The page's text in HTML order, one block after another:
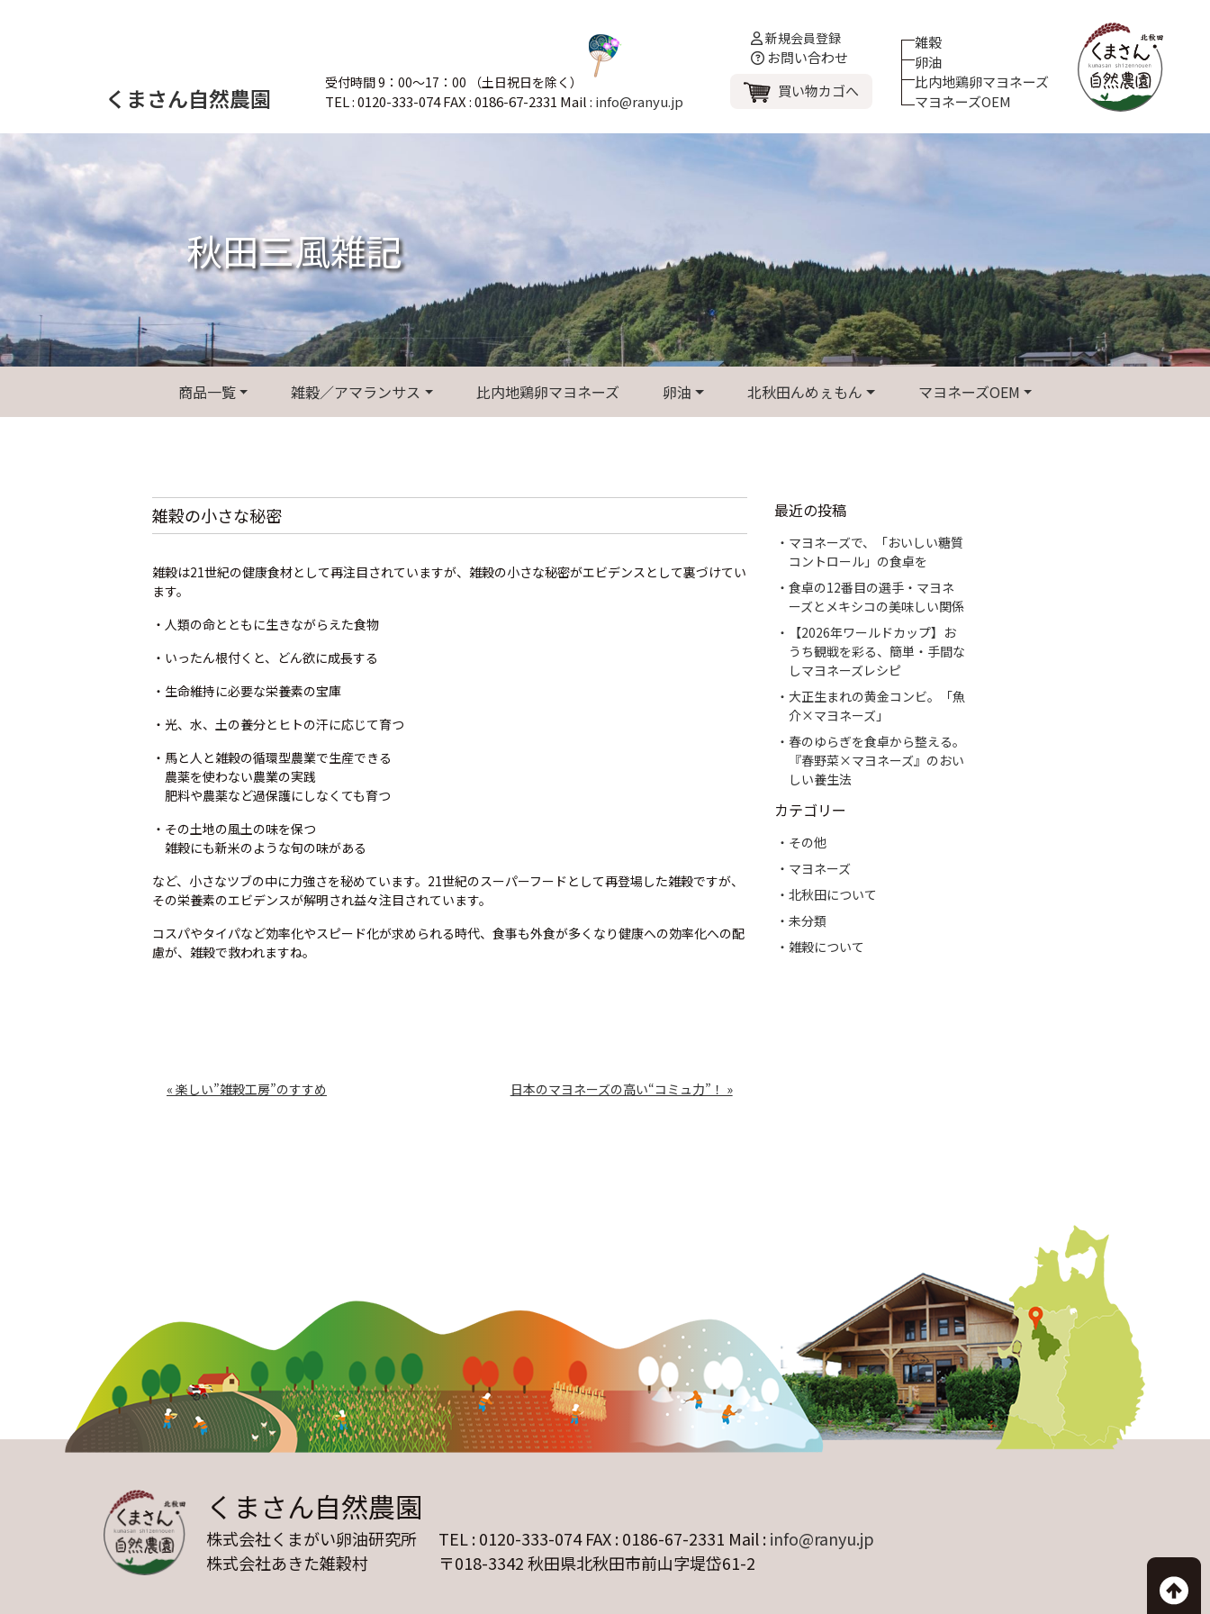
くまさん自然農園
受付時間 9：00～17：00 （土日祝日を除く）
TEL : 0120-333-074 FAX : 0186-67-2331 Mail : info@ranyu.jp
新規会員登録
お問い合わせ
買い物カゴへ
雑穀
卵油
比内地鶏卵マヨネーズ
マヨネーズOEM
秋田三風雑記
商品一覧 雑穀／アマランサス 比内地鶏卵マヨネーズ 卵油 北秋田んめぇもん マヨネーズOEM
雑穀の小さな秘密
雑穀は21世紀の健康食材として再注目されていますが、雑穀の小さな秘密がエビデンスとして裏づけてい
ます。
・人類の命とともに生きながらえた食物
・いったん根付くと、どん欲に成長する
・生命維持に必要な栄養素の宝庫
・光、水、土の養分とヒトの汗に応じて育つ
・馬と人と雑穀の循環型農業で生産できる
農薬を使わない農業の実践
肥料や農薬など過保護にしなくても育つ
・その土地の風土の味を保つ
雑穀にも新米のような旬の味がある
など、小さなツブの中に力強さを秘めています。21世紀のスーパーフードとして再登場した雑穀ですが、
その栄養素のエビデンスが解明され益々注目されています。
コスパやタイパなど効率化やスピード化が求められる時代、食事も外食が多くなり健康への効率化への配
慮が、雑穀で救われますね。
投
ョ
ン
« 楽しい”雑穀工房”のすすめ 日本のマヨネーズの高い“コミュ力”！ »
最近の投稿
マヨネーズで、「おいしい糖質
コントロール」の食卓を
食卓の12番目の選手・マヨネ
ーズとメキシコの美味しい関係
【2026年ワールドカップ】お
うち観戦を彩る、簡単・手間な
しマヨネーズレシピ
大正生まれの黄金コンビ。「魚
介×マヨネーズ」
春のゆらぎを食卓から整える。
『春野菜×マヨネーズ』のおい
しい養生法
カテゴリー
その他
マヨネーズ
北秋田について
未分類
雑穀について
くまさん自然農園
株式会社くまがい卵油研究所
株式会社あきた雑穀村
TEL : 0120-333-074 FAX : 0186-67-2331 Mail :info@ranyu.jp
〒018-3342 秋田県北秋田市前山字堤岱61-2